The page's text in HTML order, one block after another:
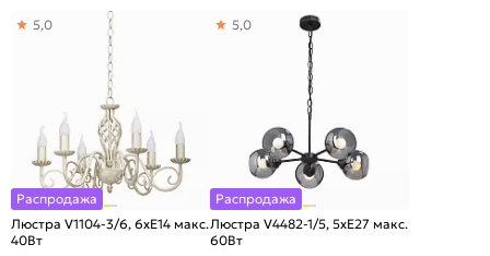
Распродажа
Люстра V1104-3/6, 6хE14 макс.
40Вт
5,0
Распродажа
Люстра V4482-1/5, 5хE27 макс.
60Вт
5,0